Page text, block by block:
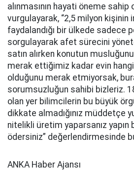
alınmasının hayati öneme sahip
vurgulayarak, “2,5 milyon kişinin
faydalandığı bir ülkede sadece
sorgulayarak afet sürecini
satın alırken konutun
merak ettiğimiz kadar evin
olduğunu merak etmiyorsak,
sorumsuzluğun sahibi bizleriz.
olan yer bilimcilerin bu büyük
dikkate almadığınız müddetçe
nitelikli üretim yaparsanız yapın
ödersiniz” değerlendirmesinde
ANKA Haber Ajansı